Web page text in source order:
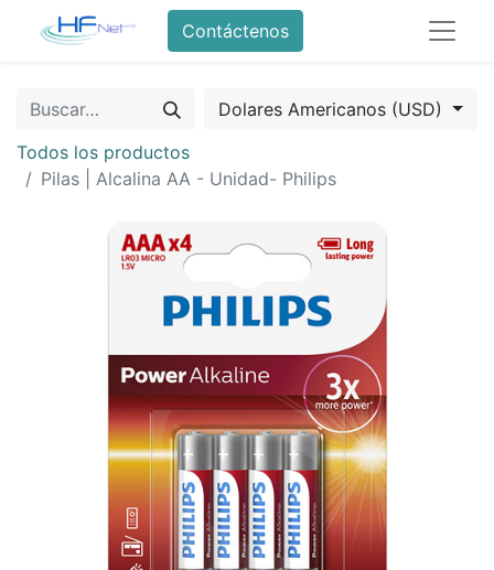
Contáctenos
Dolares Americanos (USD)
Todos los productos
Pilas | Alcalina AA - Unidad- Philips